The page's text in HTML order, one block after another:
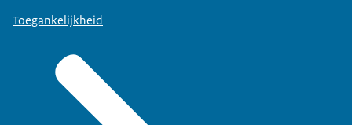
Toegankelijkheid